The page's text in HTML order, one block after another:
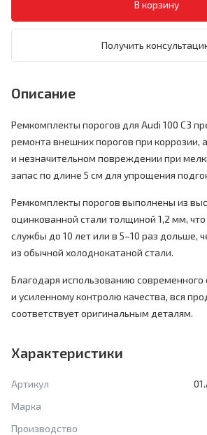
Получить
Описание
Ремкомплекты порогов для Audi 100 C3
ремонта внешних порогов при
и незначительном повреждении при
запас по длине 5 см для упрощения
Ремкомплекты порогов выполнены из
оцинкованной стали толщиной 1,2 мм, что
службы до 10 лет или в 5–10 раз дольше,
из обычной холоднокатаной стали.
Благодаря использованию современного
и усиленному контролю качества, вся
соответствует оригинальным деталям.
Характеристики
Артикул
Марка
Производство